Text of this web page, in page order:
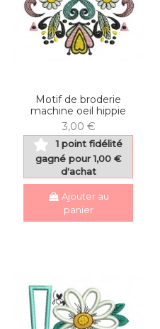
Motif de broderie
machine oeil hippie
3,00 €
1 point fidélité
gagné pour 1,00 €
d'achat
Ajouter au
panier